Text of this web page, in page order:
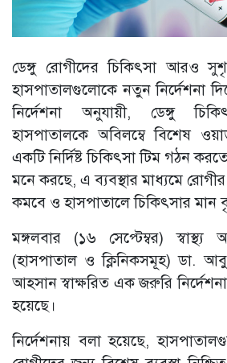
ডেঙ্গু রোগীদের চিকিৎসা আরও
হাসপাতালগুলোকে নতুন নির্দেশনা
নির্দেশনা অনুযায়ী, ডেঙ্গু
হাসপাতালকে অবিলম্বে বিশেষ
একটি নির্দিষ্ট চিকিৎসা টিম গঠন করতে
মনে করছে, এ ব্যবস্থার মাধ্যমে
কমবে ও হাসপাতালে চিকিৎসার মান
মঙ্গলবার (১৬ সেপ্টেম্বর) স্বাস্থ্য
(হাসপাতাল ও ক্লিনিকসমূহ) ডা.
আহসান স্বাক্ষরিত এক জরুরি
হয়েছে।
নির্দেশনায় বলা হয়েছে,